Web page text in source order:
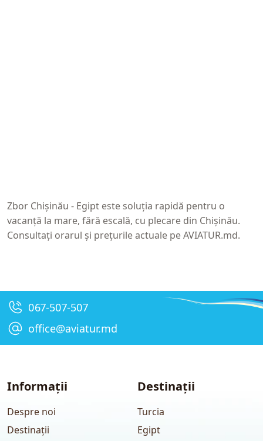
Zbor Chișinău - Egipt este soluția rapidă pentru o
vacanță la mare, fără escală, cu plecare din Chișinău.
Consultați orarul și prețurile actuale peAVIATUR.md.
067-507-507
office@aviatur.md
Informații
Despre noi
Destinații
Destinații
Turcia
Egipt